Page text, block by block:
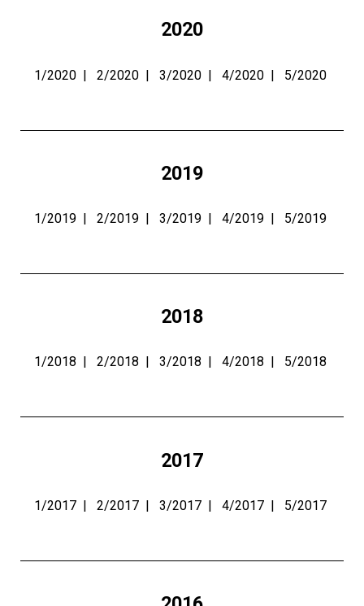
2020
1/2020 | 2/2020 | 3/2020 | 4/2020 | 5/2020
2019
1/2019 | 2/2019 | 3/2019 | 4/2019 | 5/2019
2018
1/2018 | 2/2018 | 3/2018 | 4/2018 | 5/2018
2017
1/2017 | 2/2017 | 3/2017 | 4/2017 | 5/2017